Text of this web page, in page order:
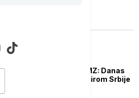
Hitno upozorenje RHMZ: Danas
pljuskovi i nepogode širom Srbije